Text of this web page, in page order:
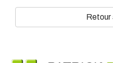
Retour